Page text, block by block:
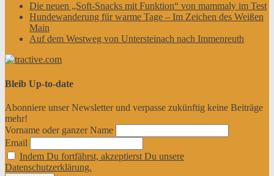
Die neuen „Soft-Snacks mit Funktion“ von mammaly im Test
Hundewanderung für warme Tage – Im Zeichen des Weißen
Main
Auf dem Westweg von Untersteinach nach Immenreuth
Bleib Up-to-date
Abonniere unser Newsletter und verpasse zukünftig keine Beiträge
mehr!
Vorname oder ganzer Name
Email
Indem Du fortfährst, akzeptierst Du unsere
Datenschutzerklärung.